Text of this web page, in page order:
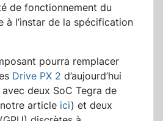
de fonctionnement du
à l’instar de la spécification
pourra remplacer
Drive PX 2 d’aujourd’hui
deux SoC Tegra de
article ici) et deux